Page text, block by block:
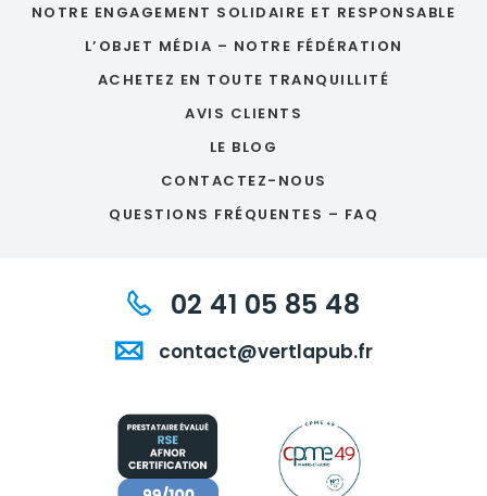
NOTRE ENGAGEMENT SOLIDAIRE ET RESPONSABLE
L’OBJET MÉDIA – NOTRE FÉDÉRATION
ACHETEZ EN TOUTE TRANQUILLITÉ
AVIS CLIENTS
LE BLOG
CONTACTEZ-NOUS
QUESTIONS FRÉQUENTES – FAQ
02 41 05 85 48
contact@vertlapub.fr